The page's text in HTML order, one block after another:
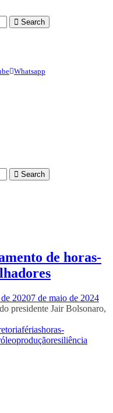
Search
Whatsapp
Search
de horas-
20207 de maio de 2024
presidente Jair Bolsonaro,
fériashoras-
produçãoresiliência